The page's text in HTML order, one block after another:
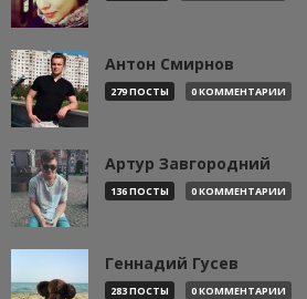
Антон Смирнов
279 ПОСТЫ 0 КОММЕНТАРИИ
Артур Завгородний
136 ПОСТЫ 0 КОММЕНТАРИИ
Геннадий Гусев
283 ПОСТЫ 0 КОММЕНТАРИИ